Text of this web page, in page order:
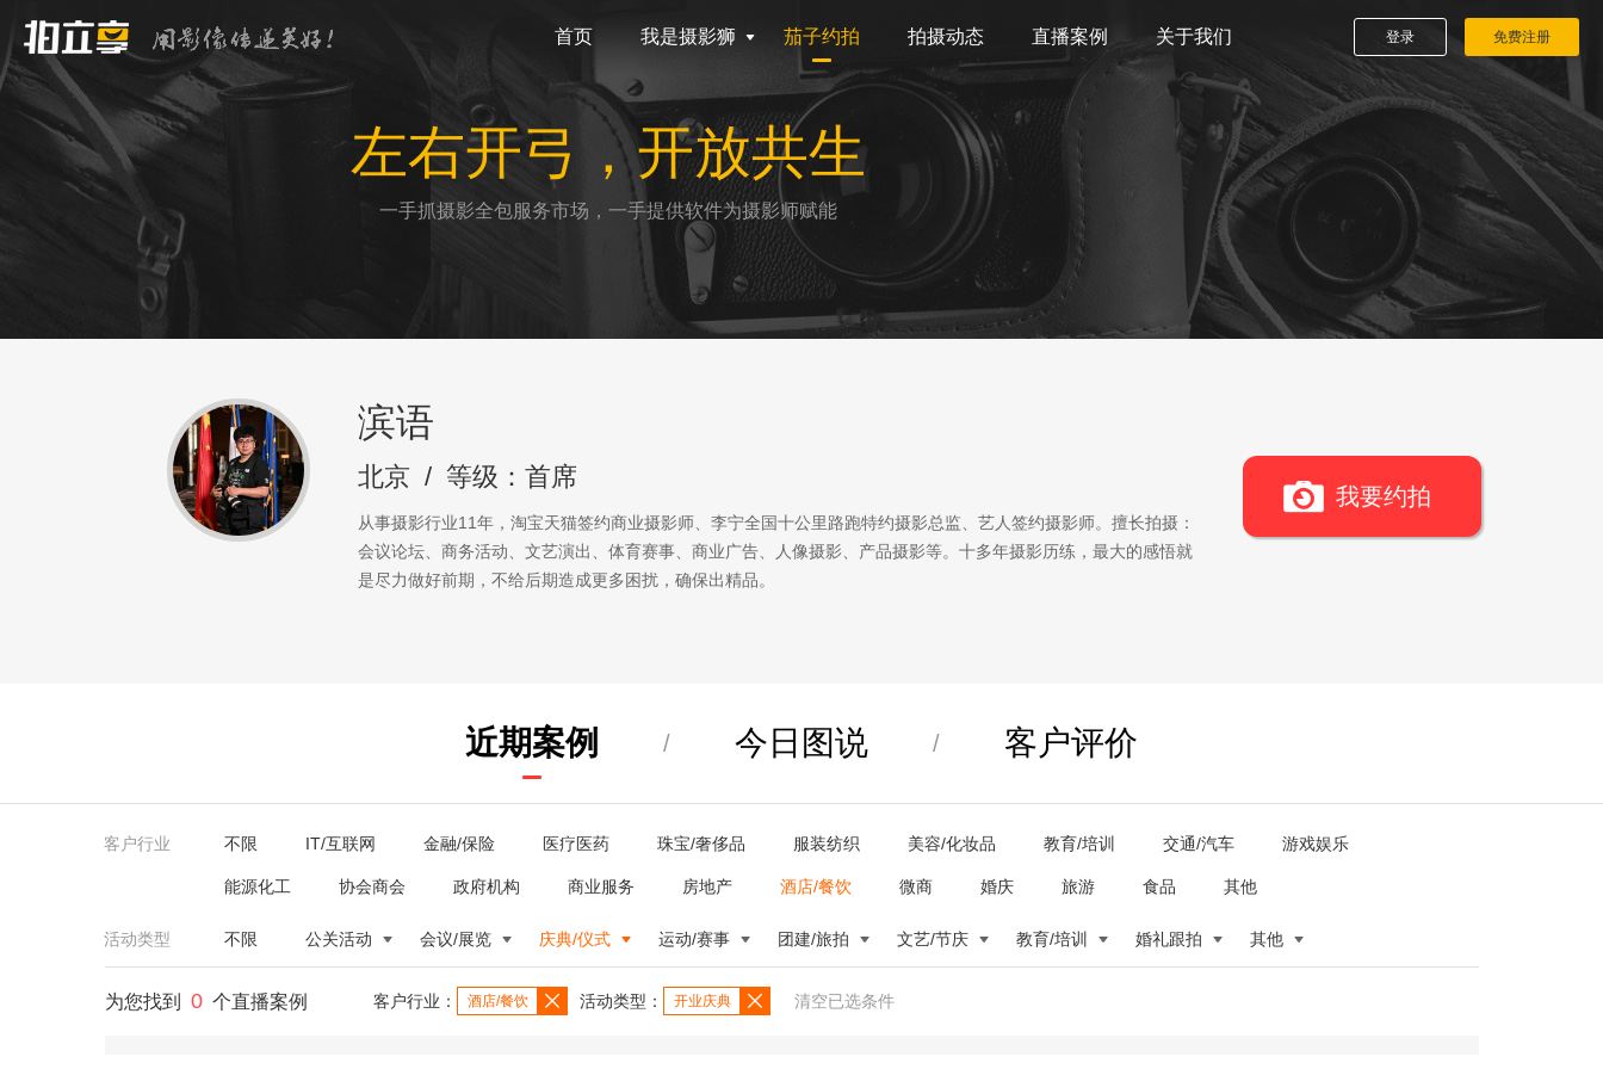
首页 我是摄影狮 茄子约拍 拍摄动态 直播案例 关于我们 登录 免费注册
左右开弓，开放共生
一手抓摄影全包服务市场，一手提供软件为摄影师赋能
滨语
北京 / 等级：首席
从事摄影行业11年，淘宝天猫签约商业摄影师、李宁全国十公里路跑特约摄影总监、艺人签约摄影师。擅长拍摄：
会议论坛、商务活动、文艺演出、体育赛事、商业广告、人像摄影、产品摄影等。十多年摄影历练，最大的感悟就
是尽力做好前期，不给后期造成更多困扰，确保出精品。
我要约拍
近期案例 / 今日图说 / 客户评价
客户行业 不限 IT/互联网 金融/保险 医疗医药 珠宝/奢侈品 服装纺织 美容/化妆品 教育/培训 交通/汽车 游戏娱乐
能源化工 协会商会 政府机构 商业服务 房地产 酒店/餐饮 微商 婚庆 旅游 食品 其他
活动类型 不限 公关活动 会议/展览 庆典/仪式 运动/赛事 团建/旅拍 文艺/节庆 教育/培训 婚礼跟拍 其他
为您找到 0 个直播案例 客户行业： 酒店/餐饮 活动类型： 开业庆典 清空已选条件